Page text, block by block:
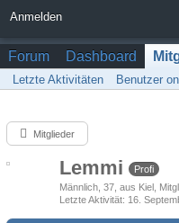
Anmelden
Forum Dashboard
Letzte Aktivitäten Benutzer
Mitglieder
Lemmi
Profi
Männlich 37 aus Kiel
Letzte Aktivität 16.